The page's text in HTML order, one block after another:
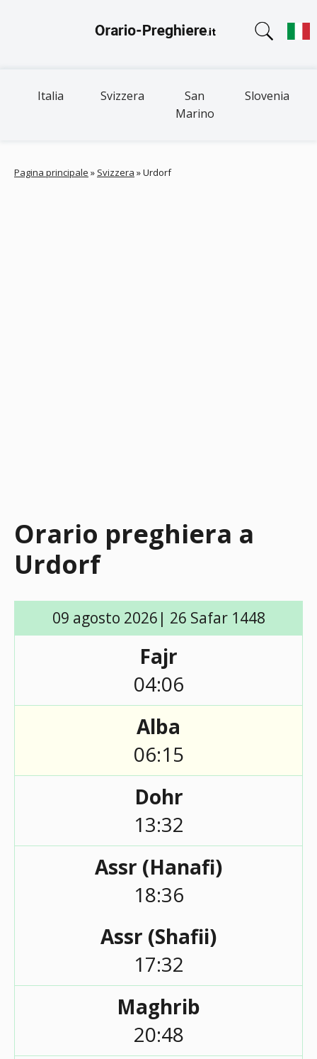
Italia Svizzera
San
Marino
Slovenia
Pagina principale » Svizzera »Urdorf
Orario preghiera a
Urdorf
09 agosto 2026| 26 Safar 1448
Fajr
04:06
Alba
06:15
Dohr
13:32
Assr (Hanafi)
18:36
Assr (Shafii)
17:32
Maghrib
20:48